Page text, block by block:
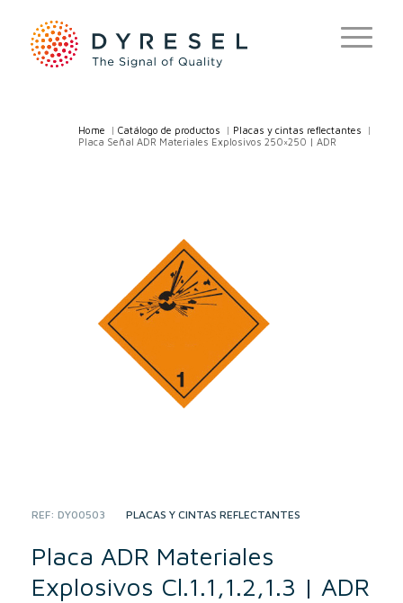
Home /Catálogo de productos Placas y cintas reflectantes
Placa Señal ADR Materiales Explosivos 250×250 | ADR
REF:DY00503
CATEGORY:PLACAS Y CINTAS REFLECTANTES
Placa ADR Materiales
Explosivos Cl.1.1,1.2,1.3 | ADR